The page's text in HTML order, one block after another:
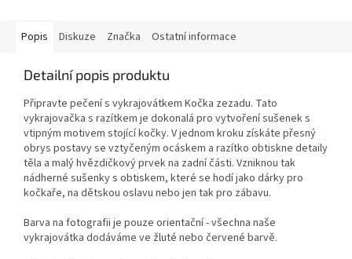
Popis Diskuze Značka Ostatní informace
Detailní popis produktu
Připravte pečení s vykrajovátkem Kočka zezadu. Tato
vykrajovačka s razítkem je dokonalá pro vytvoření sušenek s
vtipným motivem stojící kočky. V jednom kroku získáte přesný
obrys postavy se vztyčeným ocáskem a razítko obtiskne detaily
těla a malý hvězdičkový prvek na zadní části. Vzniknou tak
nádherné sušenky s obtiskem, které se hodí jako dárky pro
kočkaře, na dětskou oslavu nebo jen tak pro zábavu.
Barva na fotografii je pouze orientační - všechna naše
vykrajovátka dodáváme ve žluté nebo červené barvě.